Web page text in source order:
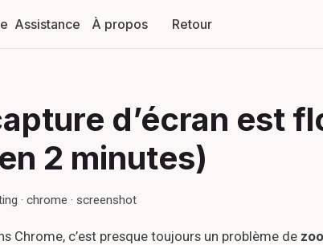
Assistance À propos Retour
d’écran est
2 minutes)
· chrome · screenshot
Chrome, c’est presque toujours un problème de